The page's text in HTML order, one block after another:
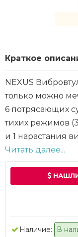
Краткое
NEXUS
только можно
6 потрясающих
тихих режимов
и 1 нарастания
Читать далее...
Наличие: В